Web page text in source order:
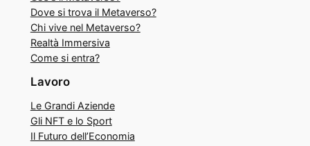
Dove si trova il Metaverso?
Chi vive nel Metaverso?
Realtà Immersiva
Come si entra?
Lavoro
Le Grandi Aziende
Gli NFT e lo Sport
Il Futuro dell’Economia